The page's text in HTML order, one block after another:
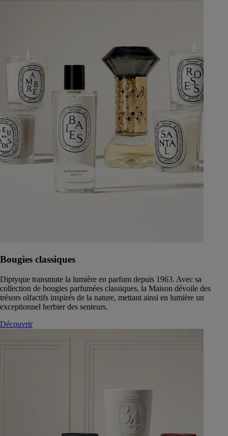
Bougies classiques
Diptyque transmute la lumière en parfum depuis 1963. Avec sa
collection de bougies parfumées classiques, la Maison dévoile des
trésors olfactifs inspirés de la nature, mettant ainsi en lumière un
exceptionnel herbier des senteurs.
Découvrir